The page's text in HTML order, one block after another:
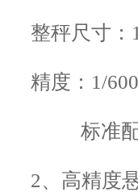
整秤尺寸：
精度：1/
标准
2、高精度悬